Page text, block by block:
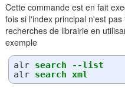
Cette commande est en fait
fois si l'index principal n'est
recherches de librairie en
exemple
alr search --list
alr search xml